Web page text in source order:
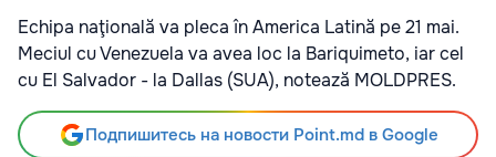
Echipa naţională va pleca în America Latină pe 21 mai.
Meciul cu Venezuela va avea loc la Bariquimeto, iar cel
cu El Salvador - la Dallas (SUA), notează MOLDPRES.
Подпишитесь на новости Point.md в Google